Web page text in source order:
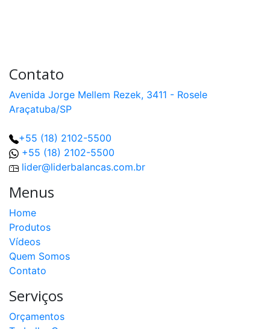
Contato
Avenida Jorge Mellem Rezek, 3411 - Rosele
Araçatuba/SP
+55 (18) 2102-5500
+55 (18) 2102-5500
lider@liderbalancas.com.br
Menus
Home
Produtos
Vídeos
Quem Somos
Contato
Serviços
Orçamentos